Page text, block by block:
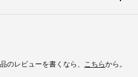
ィラインをカバーします。
のレビューを書くなら、 こちらから。